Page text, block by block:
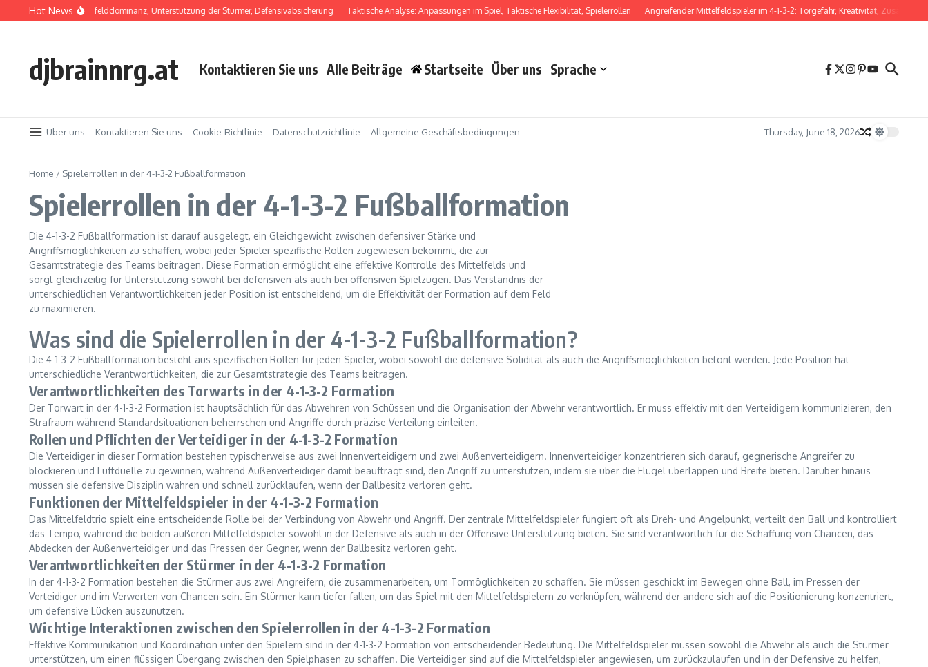
Skip to content
Hot News
2 Formation: Mittelfelddominanz, Unterstützung der Stürmer, Defensivabsicherung Taktische Analyse: Anpassungen im Spiel, Taktische Flexibilität, Spielerrollen Angreifender Mittelfeldspieler im 4-1-3-2: Torgefahr, Kreativität, Zusammenspiel
djbrainnrg.at Kontaktieren Sie uns Alle Beiträge Startseite Über uns Sprache
Über uns Kontaktieren Sie uns Cookie-Richtlinie Datenschutzrichtlinie Allgemeine Geschäftsbedingungen Thursday, June 18, 2026
Home / Spielerrollen in der 4-1-3-2 Fußballformation
Spielerrollen in der 4-1-3-2 Fußballformation
Die 4-1-3-2 Fußballformation ist darauf ausgelegt, ein Gleichgewicht zwischen defensiver Stärke und
Angriffsmöglichkeiten zu schaffen, wobei jeder Spieler spezifische Rollen zugewiesen bekommt, die zur
Gesamtstrategie des Teams beitragen. Diese Formation ermöglicht eine effektive Kontrolle des Mittelfelds und
sorgt gleichzeitig für Unterstützung sowohl bei defensiven als auch bei offensiven Spielzügen. Das Verständnis der
unterschiedlichen Verantwortlichkeiten jeder Position ist entscheidend, um die Effektivität der Formation auf dem Feld
zu maximieren.
Was sind die Spielerrollen in der 4-1-3-2 Fußballformation?
Die 4-1-3-2 Fußballformation besteht aus spezifischen Rollen für jeden Spieler, wobei sowohl die defensive Solidität als auch die Angriffsmöglichkeiten betont werden. Jede Position hat
unterschiedliche Verantwortlichkeiten, die zur Gesamtstrategie des Teams beitragen.
Verantwortlichkeiten des Torwarts in der 4-1-3-2 Formation
Der Torwart in der 4-1-3-2 Formation ist hauptsächlich für das Abwehren von Schüssen und die Organisation der Abwehr verantwortlich. Er muss effektiv mit den Verteidigern kommunizieren, den
Strafraum während Standardsituationen beherrschen und Angriffe durch präzise Verteilung einleiten.
Rollen und Pflichten der Verteidiger in der 4-1-3-2 Formation
Die Verteidiger in dieser Formation bestehen typischerweise aus zwei Innenverteidigern und zwei Außenverteidigern. Innenverteidiger konzentrieren sich darauf, gegnerische Angreifer zu
blockieren und Luftduelle zu gewinnen, während Außenverteidiger damit beauftragt sind, den Angriff zu unterstützen, indem sie über die Flügel überlappen und Breite bieten. Darüber hinaus
müssen sie defensive Disziplin wahren und schnell zurücklaufen, wenn der Ballbesitz verloren geht.
Funktionen der Mittelfeldspieler in der 4-1-3-2 Formation
Das Mittelfeldtrio spielt eine entscheidende Rolle bei der Verbindung von Abwehr und Angriff. Der zentrale Mittelfeldspieler fungiert oft als Dreh- und Angelpunkt, verteilt den Ball und kontrolliert
das Tempo, während die beiden äußeren Mittelfeldspieler sowohl in der Defensive als auch in der Offensive Unterstützung bieten. Sie sind verantwortlich für die Schaffung von Chancen, das
Abdecken der Außenverteidiger und das Pressen der Gegner, wenn der Ballbesitz verloren geht.
Verantwortlichkeiten der Stürmer in der 4-1-3-2 Formation
In der 4-1-3-2 Formation bestehen die Stürmer aus zwei Angreifern, die zusammenarbeiten, um Tormöglichkeiten zu schaffen. Sie müssen geschickt im Bewegen ohne Ball, im Pressen der
Verteidiger und im Verwerten von Chancen sein. Ein Stürmer kann tiefer fallen, um das Spiel mit den Mittelfeldspielern zu verknüpfen, während der andere sich auf die Positionierung konzentriert,
um defensive Lücken auszunutzen.
Wichtige Interaktionen zwischen den Spielerrollen in der 4-1-3-2 Formation
Effektive Kommunikation und Koordination unter den Spielern sind in der 4-1-3-2 Formation von entscheidender Bedeutung. Die Mittelfeldspieler müssen sowohl die Abwehr als auch die Stürmer
unterstützen, um einen flüssigen Übergang zwischen den Spielphasen zu schaffen. Die Verteidiger sind auf die Mittelfeldspieler angewiesen, um zurückzulaufen und in der Defensive zu helfen,